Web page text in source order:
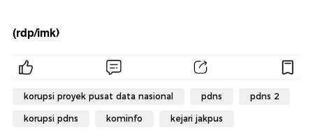
(rdp/imk)
korupsi proyek pusat data nasional pdns pdns 2
korupsi pdns kominfo kejari jakpus